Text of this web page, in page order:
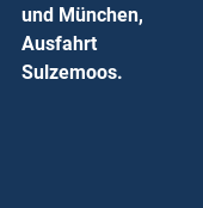
und München,
Ausfahrt
Sulzemoos.